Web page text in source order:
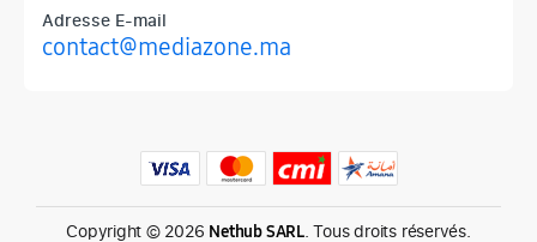
Adresse E-mail
contact@mediazone.ma
Produits phares chez Mediazone
Retrouvez chez Mediazone les références incontournables :
Copyright © 2026 Nethub SARL. Tous droits réservés.